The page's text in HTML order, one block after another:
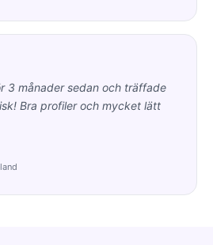
3 månader sedan och träffade
Bra profiler och mycket lätt